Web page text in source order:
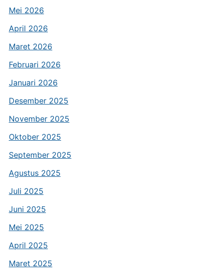
Mei 2026
April 2026
Maret 2026
Februari 2026
Januari 2026
Desember 2025
November 2025
Oktober 2025
September 2025
Agustus 2025
Juli 2025
Juni 2025
Mei 2025
April 2025
Maret 2025